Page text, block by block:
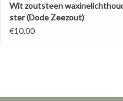
Wit zoutsteen
ster (Dode Zeezout)
€10,00